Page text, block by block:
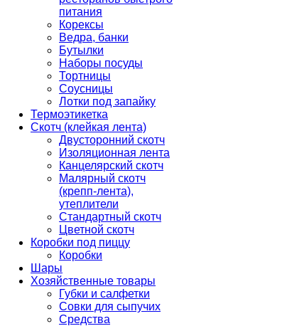
питания
Корексы
Ведра, банки
Бутылки
Наборы посуды
Тортницы
Соусницы
Лотки под запайку
Термоэтикетка
Скотч (клейкая лента)
Двусторонний скотч
Изоляционная лента
Канцелярский скотч
Малярный скотч
(крепп-лента),
утеплители
Стандартный скотч
Цветной скотч
Коробки под пиццу
Коробки
Шары
Хозяйственные товары
Губки и салфетки
Совки для сыпучих
Средства